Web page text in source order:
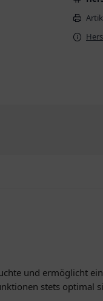
und ermöglicht
stets optimal